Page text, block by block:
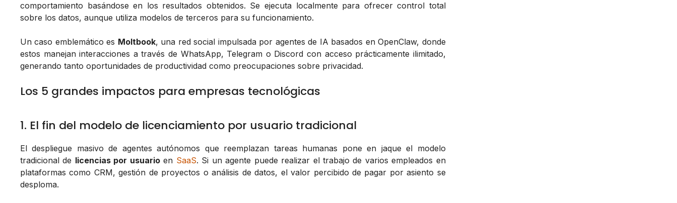
comportamiento basándose en los resultados obtenidos. Se ejecuta localmente para ofrecer control total
sobre los datos, aunque utiliza modelos de terceros para su funcionamiento.
Un caso emblemático es Moltbook, una red social impulsada por agentes de IA basados en OpenClaw, donde
estos manejan interacciones a través de WhatsApp, Telegram o Discord con acceso prácticamente ilimitado,
generando tanto oportunidades de productividad como preocupaciones sobre privacidad.
Los 5 grandes impactos para empresas tecnológicas
1. El fin del modelo de licenciamiento por usuario tradicional
El despliegue masivo de agentes autónomos que reemplazan tareas humanas pone en jaque el modelo
tradicional de licencias por usuarioen SaaS. Si un agente puede realizar el trabajo de varios empleados en
plataformas como CRM, gestión de proyectos o análisis de datos, el valor percibido de pagar por asiento se
desploma.